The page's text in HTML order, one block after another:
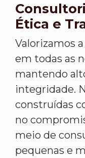
Ética e
Valorizamos
em todas as
mantendo
integridade.
construídas
no
meio de
pequenas e